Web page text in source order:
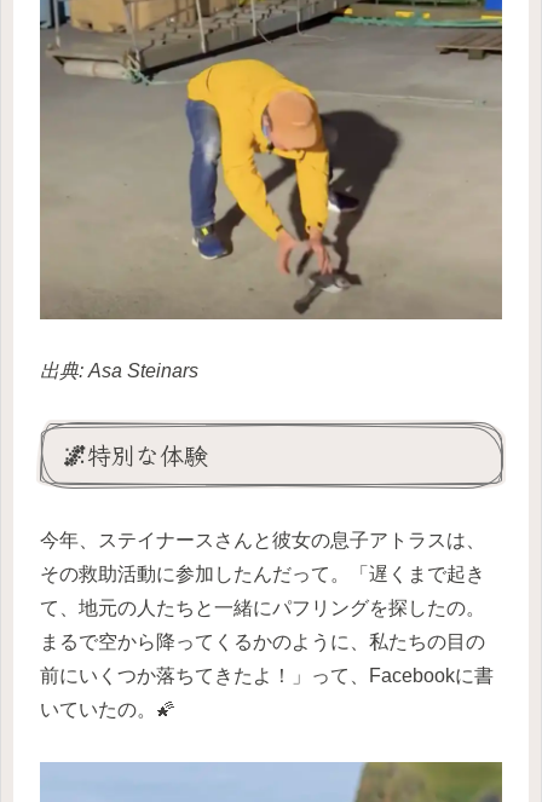
出典: Asa Steinars
🌌特別な体験
今年、ステイナースさんと彼女の息子アトラスは、
その救助活動に参加したんだって。「遅くまで起き
て、地元の人たちと一緒にパフリングを探したの。
まるで空から降ってくるかのように、私たちの目の
前にいくつか落ちてきたよ！」って、Facebookに書
いていたの。🌠